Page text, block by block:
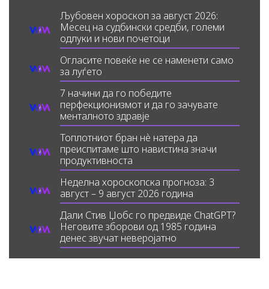
Љубовен хороскоп за август 2026:
Месец на судбински средби, големи
одлуки и нови почетоци
Огласите повеќе не се наменети само
за луѓето
7 начини да го победите
перфекционизмот и да го зачувате
менталното здравје
Топлотниот бран нè натера да
преиспитаме што навистина значи
продуктивноста
Неделна хороскопска прогноза: 3
август – 9 август 2026 година
Дали Стив Џобс го предвиде ChatGPT?
Неговите зборови од 1985 година
денес звучат неверојатно